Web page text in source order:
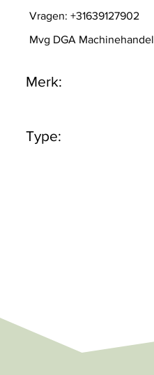
Type:
Merk:
Vragen: +31639127902
Mvg DGA Machinehandel